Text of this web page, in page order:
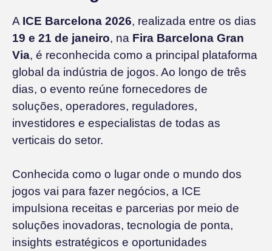
A ICE Barcelona 2026, realizada entre os dias
19 e 21 de janeiro, na Fira Barcelona Gran
Via, é reconhecida como a principal plataforma
global da indústria de jogos. Ao longo de três
dias, o evento reúne fornecedores de
soluções, operadores, reguladores,
investidores e especialistas de todas as
verticais do setor.
Conhecida como o lugar onde o mundo dos
jogos vai para fazer negócios, a ICE
impulsiona receitas e parcerias por meio de
soluções inovadoras, tecnologia de ponta,
insights estratégicos e oportunidades